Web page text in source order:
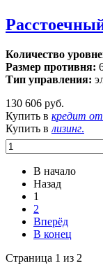
Количество
Размер противня:
Тип управления:
130 606 руб.
Купить в кредит от
Купить в лизинг.
В начало
Назад
1
2
Вперёд
В конец
Страница 1 из 2